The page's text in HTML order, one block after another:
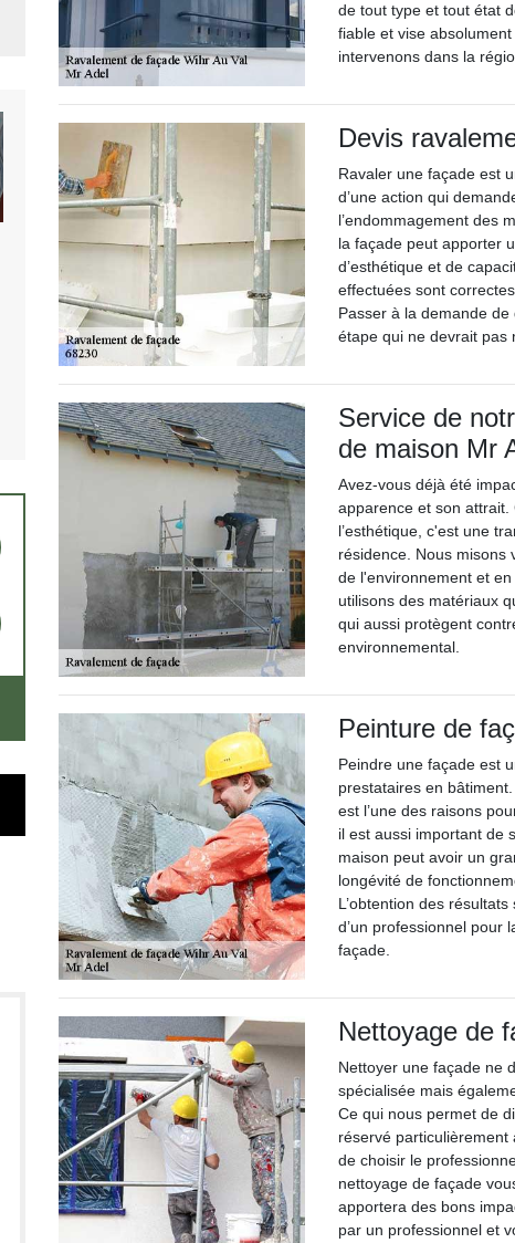
de tout type et tout état
fiable et vise
intervenons dans la
Devis
Ravaler une façade est
d’une action qui
l’endommagement des
la façade peut apporter
d’esthétique et de
effectuées sont
Passer à la demande
étape qui ne devrait pas
Service de
de maison Mr
Avez-vous déjà été
apparence et son
l’esthétique, c'est une
résidence. Nous misons
de l'environnement et
utilisons des matériaux
qui aussi protègent
environnemental.
Peinture de
Peindre une façade est
prestataires en
est l’une des raisons
il est aussi important de
maison peut avoir un
longévité de
L’obtention des
d’un professionnel pour
façade.
Nettoyage de
Nettoyer une façade ne
spécialisée mais
Ce qui nous permet de
réservé
de choisir le
nettoyage de façade
apportera des bons
par un professionnel et